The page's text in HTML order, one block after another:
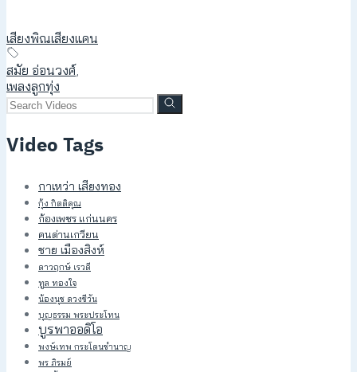
เสียงพิณเสียงแคน
สมัย อ่อนวงศ์,
เพลงลูกทุ่ง
Video Tags
กาเหว่า เสียงทอง
กุ้ง กิตติคุณ
ก้องเพชร แก่นนคร
คนด่านเกวียน
ชาย เมืองสิงห์
ดาวฤกษ์ เรวดี
ทูล ทองใจ
น้องนุช ดวงชีวัน
บุญธรรม พระประโทน
บูรพาออดิโอ
พงษ์เทพ กระโดนชำนาญ
พร ภิรมย์